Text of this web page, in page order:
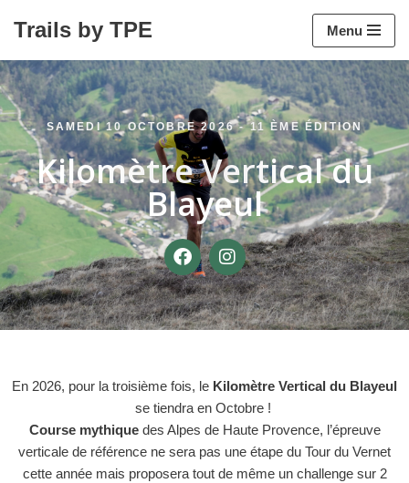
au
contenu
Trails by TPE Menu
SAMEDI 10 OCTOBRE 2026 - 11 ÈME ÉDITION
Kilomètre Vertical du
Blayeul
En 2026, pour la troisième fois, le Kilomètre Vertical du Blayeul
se tiendra en Octobre !
Course mythiquedes Alpes de Haute Provence, l’épreuve
verticale de référence ne sera pas une étape du Tour du Vernet
cette année mais proposera tout de même un challenge sur 2